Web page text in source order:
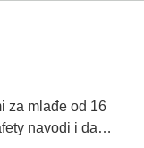
za mlađe od 16
navodi i da…